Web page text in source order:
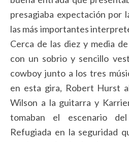
presagiaba expectación por
las más importantes
Cerca de las diez y media
con un sobrio y sencillo
cowboy junto a los tres
en esta gira, Robert Hurst
Wilson a la guitarra y
tomaban el escenario
Refugiada en la seguridad